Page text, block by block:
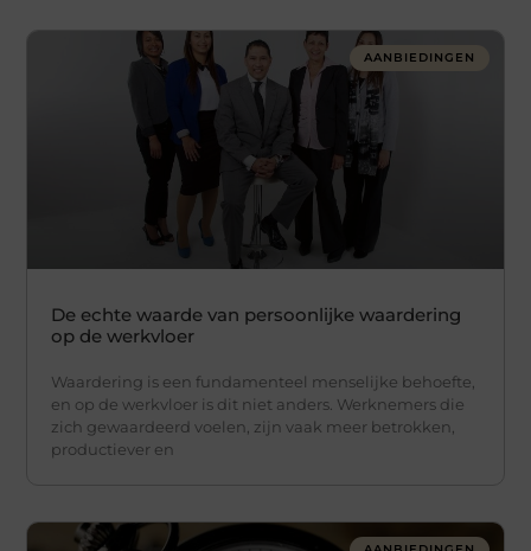
AANBIEDINGEN
De echte waarde van persoonlijke waardering
op de werkvloer
Waardering is een fundamenteel menselijke behoefte,
en op de werkvloer is dit niet anders. Werknemers die
zich gewaardeerd voelen, zijn vaak meer betrokken,
productiever en